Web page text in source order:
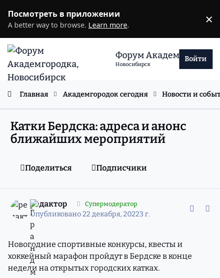
Посмотреть в приложении
A better way to browse. Learn more. ×
Форум Академгородка
Новосибирск
Войти
Главная Академгородок сегодня Новости и
Катки Бердска: адреса и анонс
ближайших мероприятий
Поделиться Подписчики
редактор Супермодератор
Опубликовано22 декабря, 20223 г.
Новогодние спортивные конкурсы, квесты и
хоккейный марафон пройдут в Бердске в конце
недели на открытых городских катках.